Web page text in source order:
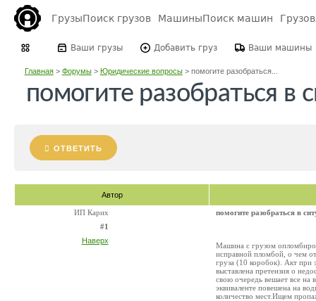
ГрузыПоиск грузов МашиныПоиск машин
Ваши грузы Добавить груз Ваши машины
Главная> Форумы> Юридические вопросы> помогите разобраться...
помогите разобраться в
ОТВЕТИТЬ
Автор
ИП Карих
#1
Наверх
помогите разобраться в
Машина с грузом
исправной пломбой, о чем
груза (10 коробок). Акт при
выставлена претензия о
свою очередь вешает все на
эквиваленте повешена на
количество мест.Ищем